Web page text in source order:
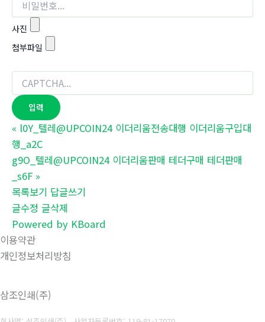
사진
첨부파일
« l0Y_텔레@UPCOIN24 이더리움전송대행 이더리움구입대
행_a2C
g9O_텔레@UPCOIN24 이더리움판매 테더구매 테더판매
_s6F »
목록보기 답글쓰기
글수정 글삭제
Powered by KBoard
이용약관
개인정보처리방침
삼조인쇄(주)